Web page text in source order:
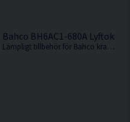
<2000kg
Bahco BH6AC1-680A Lyftok
Lämpligt tillbehör för Bahco kranarna: BH6FC1000, BH6FC2000 och BH6PC600